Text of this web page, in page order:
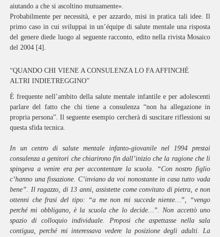
aiutando a che si ascoltino mutuamente».
Probabilmente per necessità, e per azzardo, misi in pratica tali idee. Il
primo caso in cui sviluppai in un’équipe di salute mentale una risposta
del genere diede luogo al seguente racconto, edito nella rivista Mosaico
del 2004 [4].
“QUANDO CHI VIENE A CONSULENZA LO FA AFFINCHÉ
ALTRI INDIETREGGINO”
È frequente nell’ambito della salute mentale infantile e per adolescenti
parlare del fatto che chi tiene a consulenza “non ha allegazione in
propria persona”. Il seguente esempio cercherà di suscitare riflessioni su
questa sfida tecnica.
In un centro di salute mentale infanto-giovanile nel 1994 prestai
consulenza a genitori che chiarirono fin dall’inizio che la ragione che li
spingeva a venire era per accontentare la scuola. “Con nostro figlio
c’hanno una fissazione. C’inviano da voi nonostante in casa tutto vada
bene”. Il ragazzo, di 13 anni, assistette come convitato di pietra, e non
ottenni che frasi del tipo: “a me non mi succede niente…”, “vengo
perché mi obbligano, è la scuola che lo decide…”. Non accettò uno
spazio di colloquio individuale. Proposi che aspettasse nella sala
contigua, perché mi interessava vedere la posizione degli adulti. La